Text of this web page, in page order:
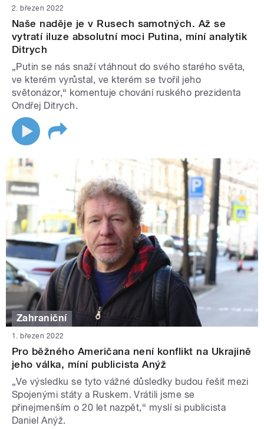
2. březen 2022
Naše naděje je v Rusech samotných. Až se
vytratí iluze absolutní moci Putina, míní analytik
Ditrych
„Putin se nás snaží vtáhnout do svého starého světa,
ve kterém vyrůstal, ve kterém se tvořil jeho
světonázor,“ komentuje chování ruského prezidenta
Ondřej Ditrych.
Zahraniční
1. březen 2022
Pro běžného Američana není konflikt na Ukrajině
jeho válka, míní publicista Anýž
„Ve výsledku se tyto vážné důsledky budou řešit mezi
Spojenými státy a Ruskem. Vrátili jsme se
přinejmenším o 20 let nazpět,“ myslí si publicista
Daniel Anýž.